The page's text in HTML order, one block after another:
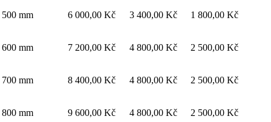
500 mm 6 000,00 Kč 3 400,00 Kč 1 800,00 Kč
600 mm 7 200,00 Kč 4 800,00 Kč 2 500,00 Kč
700 mm 8 400,00 Kč 4 800,00 Kč 2 500,00 Kč
800 mm 9 600,00 Kč 4 800,00 Kč 2 500,00 Kč